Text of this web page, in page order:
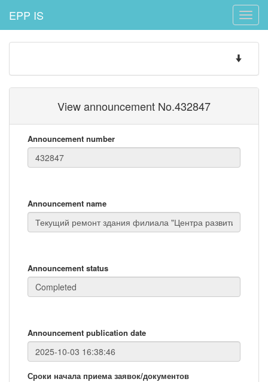
Toggle
EPP IS
Toggle
View announcement No.432847
Announcement number
Announcement name
Announcement status
Announcement publication date
Сроки начала приема заявок/документов